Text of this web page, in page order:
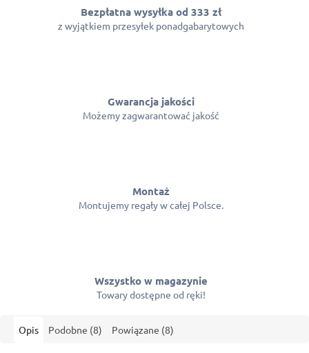
Bezpłatna wysyłka od 333 zł
z wyjątkiem przesyłek ponadgabarytowych
Gwarancja jakości
Możemy zagwarantować jakość
Montaż
Montujemy regały w całej Polsce.
Wszystko w magazynie
Towary dostępne od ręki!
Opis Podobne (8) Powiązane (8)